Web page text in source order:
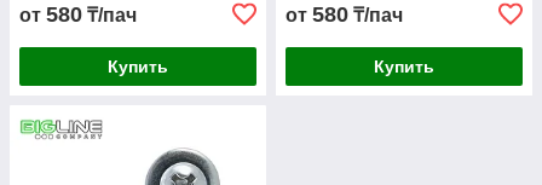
от 580 ₸/пач
Купить
от 580 ₸/пач
Купить